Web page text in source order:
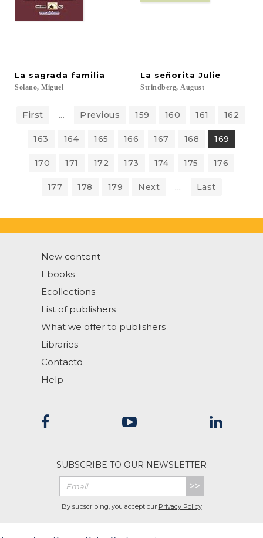
La sagrada familia
Solano, Miguel
La señorita Julie
Strindberg, August
First ... Previous 159 160 161 162
163 164 165 166 167 168 169
170 171 172 173 174 175 176
177 178 179 Next ... Last
New content
Ebooks
Ecollections
List of publishers
What we offer to publishers
Libraries
Contacto
Help
SUBSCRIBE TO OUR NEWSLETTER
>>
By subscribing, you accept our Privacy Policy